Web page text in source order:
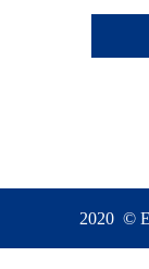
2020 ©